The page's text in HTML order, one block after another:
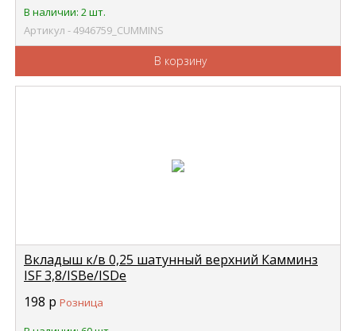
В наличии: 2 шт.
Артикул - 4946759_CUMMINS
В корзину
Вкладыш к/в 0,25 шатунный верхний Камминз
ISF 3,8/ISBe/ISDe
3969562
198 р Розница